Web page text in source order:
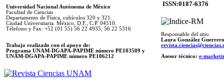
Universidad Nacional Autónoma de México
Facultad de Ciencias
Departamento de Física, cubículos 320 y 321.
Ciudad Universitaria. México, D.F., C.P. 04510.
Télefono y Fax: +52 (01 55) 56 22 4935, 56 22 5316
Trabajo realizado con el apoyo de:
Programa UNAM-DGAPA-PAPIME número PE103509 y
UNAM-DGAPA-PAPIME número PE106212
ISSN:0187-6376
Responsable del sitio
Laura González Guerrero
Asesor técnico: e-